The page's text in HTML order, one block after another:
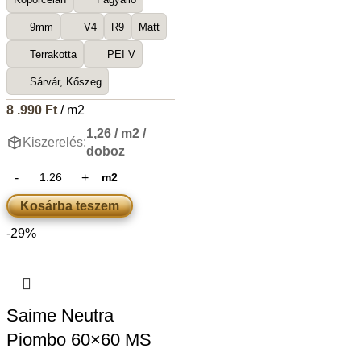
9mm V4 R9 Matt
Terrakotta PEI V
Sárvár, Kőszeg
8 .990 Ft/ m2
Kiszerelés:
1,26 / m2 /
doboz
m2
Kosárba teszem
-29%
Saime Neutra
Piombo 60×60 MS